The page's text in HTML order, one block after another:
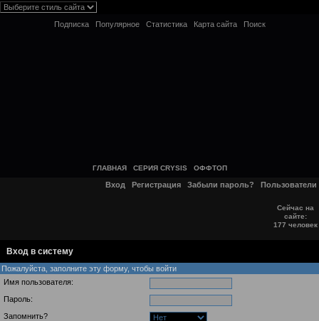
Подписка Популярное Статистика Карта сайта Поиск
ГЛАВНАЯ СЕРИЯ CRYSIS ОФФТОП
Вход Регистрация Забыли пароль? Пользователи
Сейчас на
сайте:
177 человек
Вход в систему
Пожалуйста, заполните эту форму, чтобы войти
Имя пользователя:
Пароль:
Запомнить?